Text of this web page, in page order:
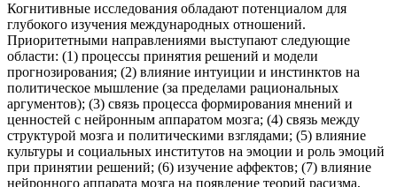
Когнитивные исследования обладают потенциалом для
глубокого изучения международных отношений.
Приоритетными направлениями выступают следующие
области: (1) процессы принятия решений и модели
прогнозирования; (2) влияние интуиции и инстинктов на
политическое мышление (за пределами рациональных
аргументов); (3) связь процесса формирования мнений и
ценностей с нейронным аппаратом мозга; (4) связь между
структурой мозга и политическими взглядами; (5) влияние
культуры и социальных институтов на эмоции и роль эмоций
при принятии решений; (6) изучение аффектов; (7) влияние
нейронного аппарата мозга на появление теорий расизма,